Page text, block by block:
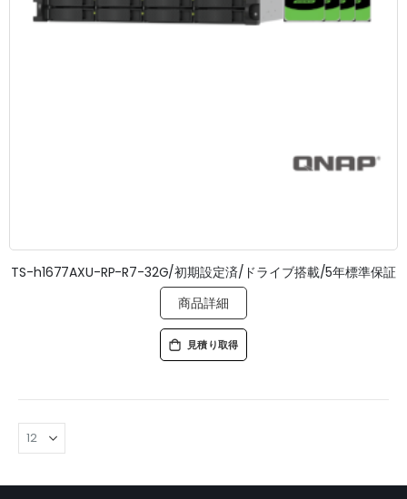
TS-h1677AXU-RP-R7-32G/初期設定済/ドライブ搭載/5年標準保証
商品詳細
見積り取得